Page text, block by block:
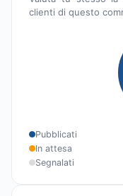
clienti di questo
Pubblicati
In attesa
Segnalati